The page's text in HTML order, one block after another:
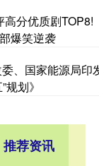
高分优质剧TOP8!
爆笑逆袭
、国家能源局印
划》
推荐资讯